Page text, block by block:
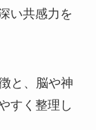
い共感力を
と、脳や神
すく整理し